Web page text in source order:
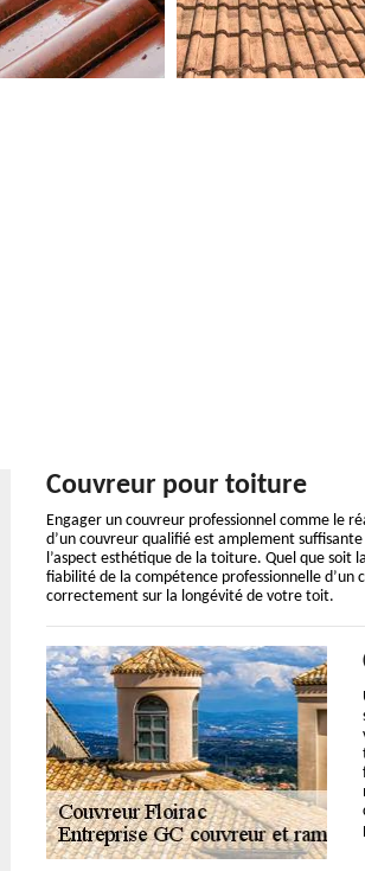
Couvreur pour toiture
Engager un couvreur professionnel comme le
d’un couvreur qualifié est amplement
l’aspect esthétique de la toiture. Quel que
fiabilité de la compétence professionnelle
correctement sur la longévité de votre toit.